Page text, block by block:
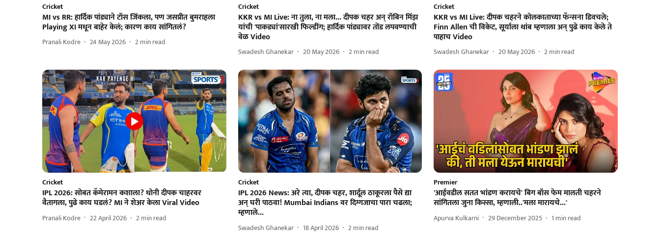
Cricket
MI vs RR: हार्दिक पांड्याने टॉस जिंकला, पण जसप्रीत बुमराहला
Playing XI मधून बाहेर केलं; कारण काय सांगितलं?
Pranali Kodre 24 May 2026 2min read
Cricket
KKR vs MI Live: ना तुला, ना मला... दीपक चहर अन् रॉबिन मिंझ
यांची 'पाकड्यां'सारखी फिल्डींग; हार्दिक पांड्यावर तोंड लपवण्याची
वेळ Video
Swadesh Ghanekar 20 May 2026 2min read
Cricket
KKR vs MI Live: दीपक चहरने कोलकाताच्या फॅन्सना डिवचले;
Finn Allen ची विकेट, सूर्याला थांब म्हणाला अन् पुढे काय केले ते
पाहाच Video
Swadesh Ghanekar 20 May 2026 2min read
Cricket
IPL 2026: सोबत कॅमेरामन कशाला? धोनी दीपक चाहरवर
वैतागला, पुढे काय घडलं? MI ने शेअर केला Viral Video
Pranali Kodre 22 April 2026 2min read
Cricket
IPL 2026 News: अरे त्या, दीपक चहर, शार्दूल ठाकूरला पैसे द्या
अन् घरी पाठवा! Mumbai Indians वर दिग्गजाचा पारा चढला;
म्हणाले...
Swadesh Ghanekar 18 April 2026 2min read
Premier
'आईवडील सतत भांडण करायचे' बिग बॉस फेम मालती चहरने
सांगितला जुना किस्सा, म्हणाली..'मला मारायचे...'
Apurva Kulkarni 29 December 2025 1 min read